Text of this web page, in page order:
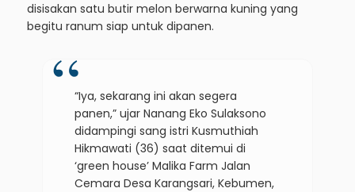
disisakan satu butir melon berwarna kuning yang
begitu ranum siap untuk dipanen.
“Iya, sekarang ini akan segera
panen,” ujar Nanang Eko Sulaksono
didampingi sang istri Kusmuthiah
Hikmawati (36) saat ditemui di
‘green house’ Malika Farm Jalan
Cemara Desa Karangsari, Kebumen,